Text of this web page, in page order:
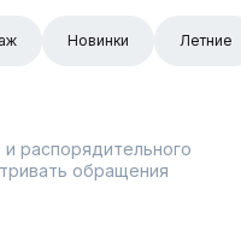
Новинки Летние
распорядительного
обращения